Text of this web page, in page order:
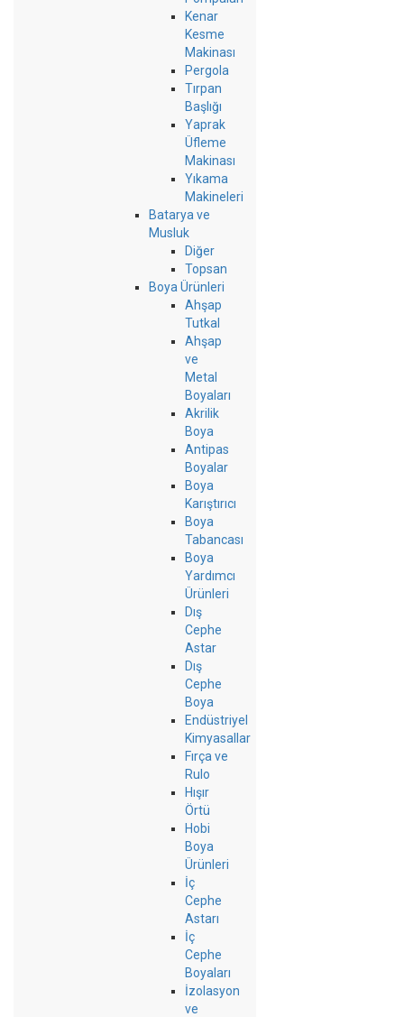
Kenar
Kesme
Makinası
Pergola
Tırpan
Başlığı
Yaprak
Üfleme
Makinası
Yıkama
Makineleri
Batarya ve
Musluk
Diğer
Topsan
Boya Ürünleri
Ahşap
Tutkal
Ahşap
ve
Metal
Boyaları
Akrilik
Boya
Antipas
Boyalar
Boya
Karıştırıcı
Boya
Tabancası
Boya
Yardımcı
Ürünleri
Dış
Cephe
Astar
Dış
Cephe
Boya
Endüstriyel
Kimyasallar
Fırça ve
Rulo
Hışır
Örtü
Hobi
Boya
Ürünleri
İç
Cephe
Astarı
İç
Cephe
Boyaları
İzolasyon
ve